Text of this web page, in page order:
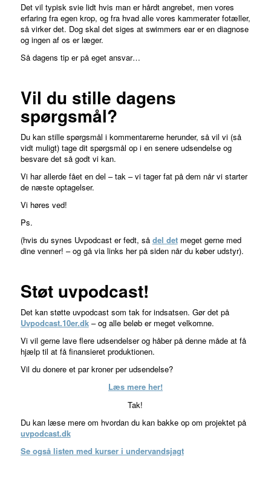
Det vil typisk svie lidt hvis man er hårdt angrebet, men vores
erfaring fra egen krop, og fra hvad alle vores kammerater fotæller,
så virker det. Dog skal det siges at swimmers ear er en diagnose
og ingen af os er læger.
Så dagens tip er på eget ansvar…
Vil du stille dagens
spørgsmål?
Du kan stille spørgsmål i kommentarerne herunder, så vil vi (så
vidt muligt) tage dit spørgsmål op i en senere udsendelse og
besvare det så godt vi kan.
Vi har allerde fået en del – tak – vi tager fat på dem når vi starter
de næste optagelser.
Vi høres ved!
Ps.
(hvis du synes Uvpodcast er fedt, så del det meget gerne med
dine venner! – og gå via links her på siden når du køber udstyr).
Støt uvpodcast!
Det kan støtte uvpodcast som tak for indsatsen. Gør det på
Uvpodcast.10er.dk– og alle beløb er meget velkomne.
Vi vil gerne lave flere udsendelser og håber på denne måde at få
hjælp til at få finansieret produktionen.
Vil du donere et par kroner per udsendelse?
Læs mere her!
Tak!
Du kan læse mere om hvordan du kan bakke op om projektet på
uvpodcast.dk
Se også listen med kurser i undervandsjagt